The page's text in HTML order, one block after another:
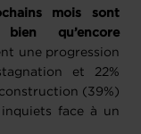
mois sont
qu’encore
une progression
et 22%
(39%)
face à un